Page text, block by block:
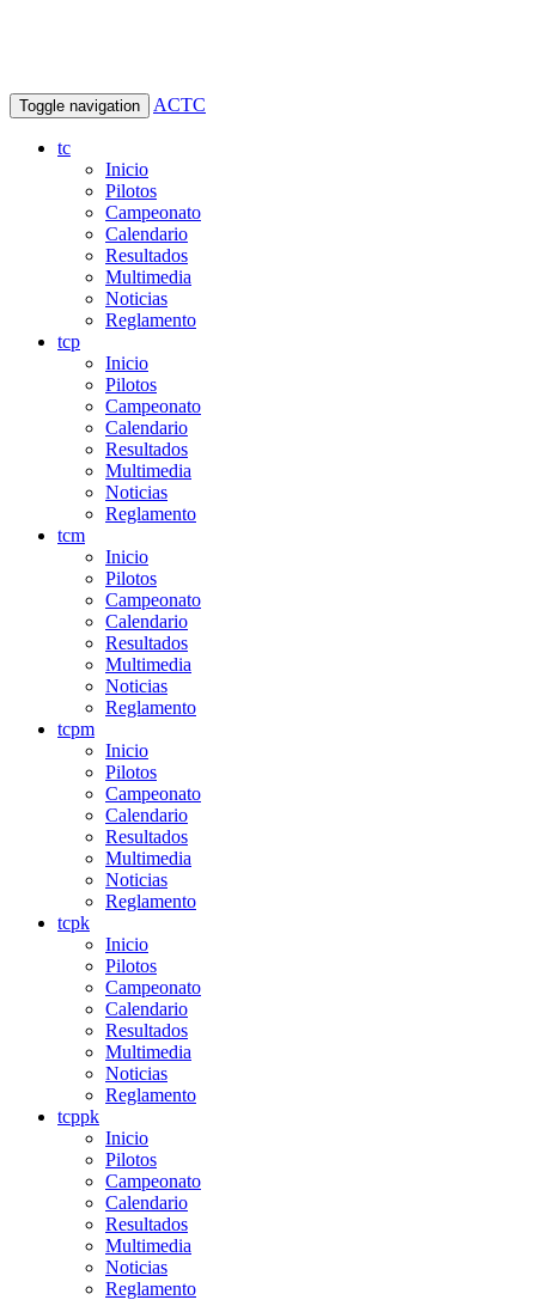
Toggle navigation ACTC
tc
Inicio
Pilotos
Campeonato
Calendario
Resultados
Multimedia
Noticias
Reglamento
tcp
Inicio
Pilotos
Campeonato
Calendario
Resultados
Multimedia
Noticias
Reglamento
tcm
Inicio
Pilotos
Campeonato
Calendario
Resultados
Multimedia
Noticias
Reglamento
tcpm
Inicio
Pilotos
Campeonato
Calendario
Resultados
Multimedia
Noticias
Reglamento
tcpk
Inicio
Pilotos
Campeonato
Calendario
Resultados
Multimedia
Noticias
Reglamento
tcppk
Inicio
Pilotos
Campeonato
Calendario
Resultados
Multimedia
Noticias
Reglamento